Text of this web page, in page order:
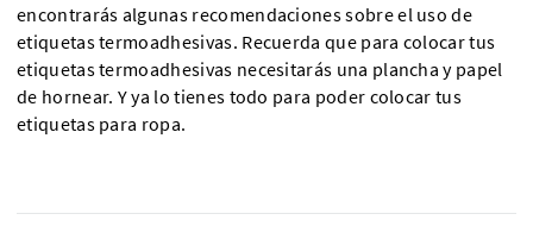
encontrarás algunas recomendaciones sobre el uso de
etiquetas termoadhesivas. Recuerda que para colocar tus
etiquetas termoadhesivas necesitarás una plancha y papel
de hornear. Y ya lo tienes todo para poder colocar tus
etiquetas para ropa.